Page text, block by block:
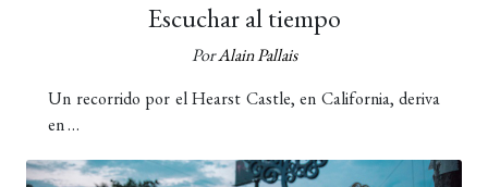
Escuchar al tiempo
PorAlain Pallais
Un recorrido por el Hearst Castle, en California, deriva
en …